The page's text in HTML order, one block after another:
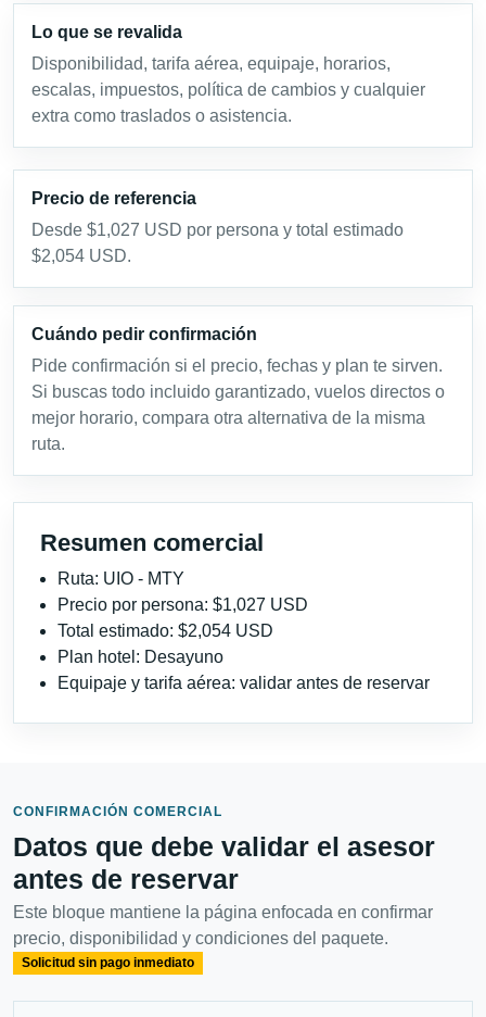
Lo que se revalida
Disponibilidad, tarifa aérea, equipaje, horarios,
escalas, impuestos, política de cambios y cualquier
extra como traslados o asistencia.
Precio de referencia
Desde $1,027 USD por persona y total estimado
$2,054 USD.
Cuándo pedir confirmación
Pide confirmación si el precio, fechas y plan te sirven.
Si buscas todo incluido garantizado, vuelos directos o
mejor horario, compara otra alternativa de la misma
ruta.
Resumen comercial
Ruta: UIO - MTY
Precio por persona: $1,027 USD
Total estimado: $2,054 USD
Plan hotel: Desayuno
Equipaje y tarifa aérea: validar antes de reservar
CONFIRMACIÓN COMERCIAL
Datos que debe validar el asesor
antes de reservar
Este bloque mantiene la página enfocada en confirmar
precio, disponibilidad y condiciones del paquete.
Solicitud sin pago inmediato